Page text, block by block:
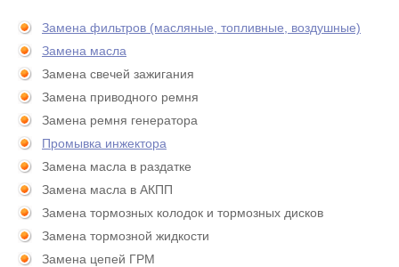
Замена фильтров (масляные, топливные, воздушные)
Замена масла
Замена свечей зажигания
Замена приводного ремня
Замена ремня генератора
Промывка инжектора
Замена масла в раздатке
Замена масла в АКПП
Замена тормозных колодок и тормозных дисков
Замена тормозной жидкости
Замена цепей ГРМ